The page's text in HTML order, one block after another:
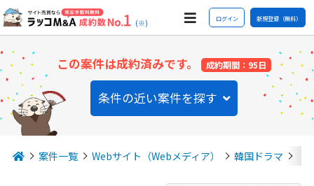
(※) ログイン 新規登録（無料）
この案件は成約済みです。 成約期間：95日
条件の近い案件を探す
案件一覧 Webサイト（Webメディア） 韓国ドラマ